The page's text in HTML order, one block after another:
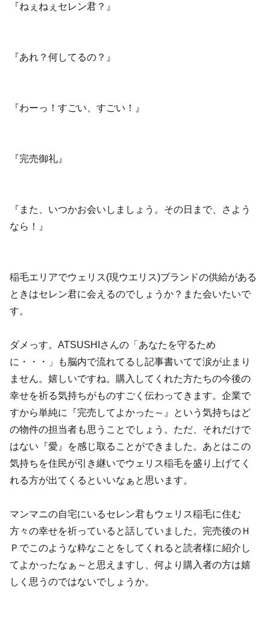
『ねぇねぇセレン君？』
『あれ？何してるの？』
『わーっ！すごい、すごい！』
『完売御礼』
『また、いつかお会いしましょう。その日まで、さよう
なら！』
稲毛エリアでウェリス(現ウエリス)ブランドの供給がある
ときはセレン君に会えるのでしょうか？また会いたいで
す。
ダメっす。ATSUSHIさんの「あなたを守るため
に・・・」も脳内で流れてるし記事書いてて涙が止まり
ません。嬉しいですね。購入してくれた方たちの今後の
幸せを祈る気持ちがものすごく伝わってきます。企業で
すから単純に『完売してよかった～』という気持ちはど
の物件の担当者も思うことでしょう。ただ、それだけで
はない『愛』を感じ取ることができました。あとはこの
気持ちを住民が引き継いでウェリス稲毛を盛り上げてく
れる方が出てくるといいなぁと思います。
マンマニの自宅にいるセレン君もウェリス稲毛に住む
方々の幸せを祈っていると話していました。完売後のＨ
Ｐでこのような粋なことをしてくれると読者様に紹介し
てよかったなぁ～と思えますし、何より購入者の方は嬉
しく思うのではないでしょうか。